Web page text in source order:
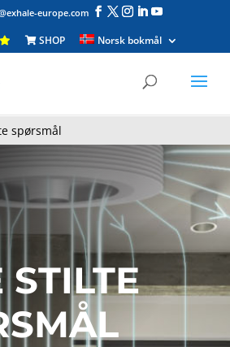
spørsmål
europe.com
SHOP Norsk bokmål
STILTE